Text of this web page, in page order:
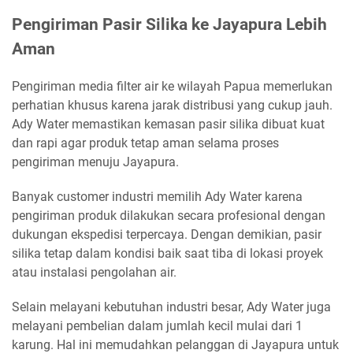
Pengiriman Pasir Silika ke Jayapura Lebih
Aman
Pengiriman media filter air ke wilayah Papua memerlukan
perhatian khusus karena jarak distribusi yang cukup jauh.
Ady Water memastikan kemasan pasir silika dibuat kuat
dan rapi agar produk tetap aman selama proses
pengiriman menuju Jayapura.
Banyak customer industri memilih Ady Water karena
pengiriman produk dilakukan secara profesional dengan
dukungan ekspedisi terpercaya. Dengan demikian, pasir
silika tetap dalam kondisi baik saat tiba di lokasi proyek
atau instalasi pengolahan air.
Selain melayani kebutuhan industri besar, Ady Water juga
melayani pembelian dalam jumlah kecil mulai dari 1
karung. Hal ini memudahkan pelanggan di Jayapura untuk